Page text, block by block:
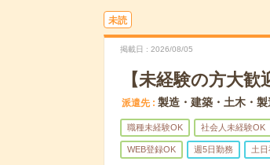
未読
掲載日 2026/08/05
【未経験の方大
派遣先 製造・建築・土木・
職種未経験OK 社会人未経験OK
WEB登録OK 週5日勤務 土日